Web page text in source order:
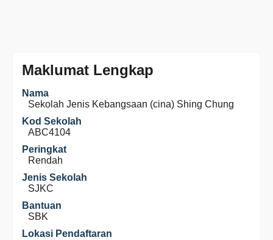
Maklumat Lengkap
Nama
Sekolah Jenis Kebangsaan (cina) Shing Chung
Kod Sekolah
ABC4104
Peringkat
Rendah
Jenis Sekolah
SJKC
Bantuan
SBK
Lokasi Pendaftaran